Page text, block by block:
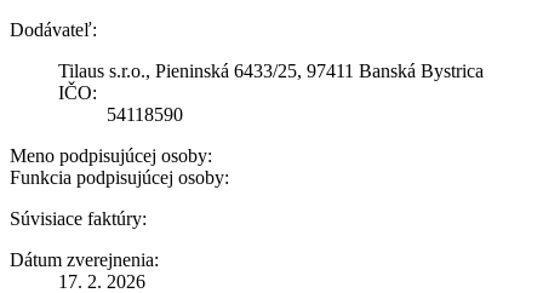
Dodávateľ:
Tilaus s.r.o., Pieninská 6433/25, 97411 Banská Bystrica
IČO:
54118590
Meno podpisujúcej osoby:
Funkcia podpisujúcej osoby:
Súvisiace faktúry:
Dátum zverejnenia:
17. 2. 2026